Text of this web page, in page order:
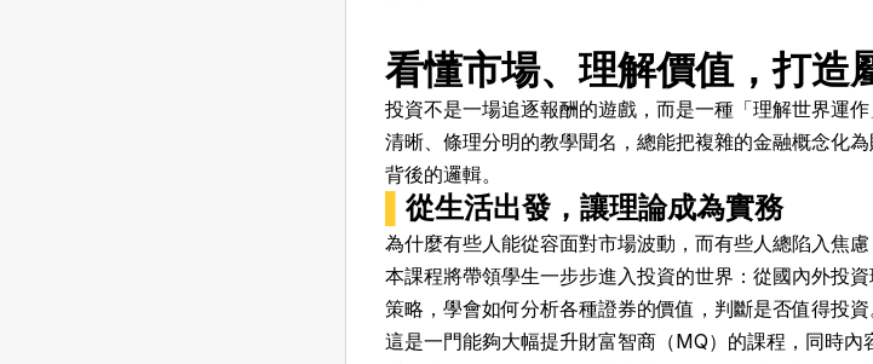
看懂市場、理解價值，打造
投資不是一場追逐報酬的遊戲，而是一種「理解世界運
清晰、條理分明的教學聞名，總能把複雜的金融概念化
背後的邏輯。
▌從生活出發，讓理論成為實務
為什麼有些人能從容面對市場波動，而有些人總陷入焦
本課程將帶領學生一步步進入投資的世界：從國內外投
策略，學會如何分析各種證券的價值，判斷是否值得投資
這是一門能夠大幅提升財富智商（MQ）的課程，同時